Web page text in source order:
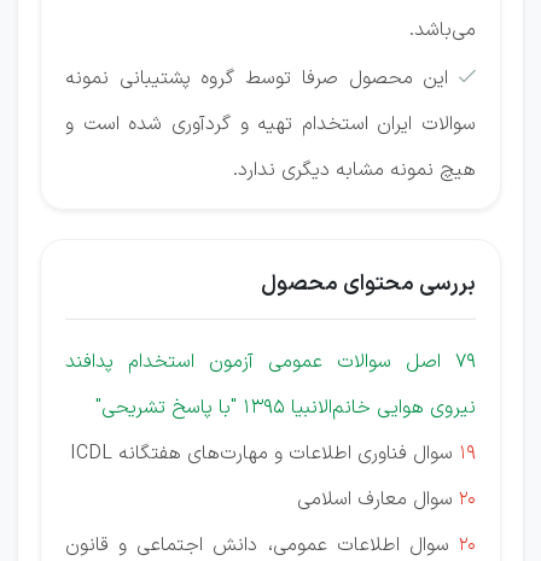
می‌باشد.

این محصول صرفا توسط گروه پشتیبانی نمونه
سوالات ایران استخدام تهیه و گردآوری شده است و
هیچ نمونه مشابه دیگری ندارد.
بررسی محتوای محصول
79 اصل سوالات عمومی آزمون استخدام پدافند
نیروی هوایی خانم‌الانبیا 1395 "با پاسخ تشریحی"
19 سوال فناوری اطلاعات و مهارت‌های هفتگانه ICDL
20 سوال معارف اسلامی
20 سوال اطلاعات عمومی، دانش اجتماعی و قانون